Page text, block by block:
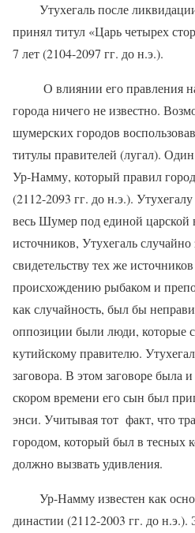
Утухегаль после
принял титул «Царь четырех
7 лет (2104-2097 гг. до н.э.).
О влиянии его правления
города ничего не известно.
шумерских городов
титулы правителей (лугал).
Ур-Намму, который правил
(2112-2093 гг. до н.э.).
весь Шумер под единой царской
источников, Утухегаль
свидетельству тех же
происхождению рыбаком и
как случайность, был бы
оппозиции были люди, которые
кутийскому правителю.
заговора. В этом заговоре была
скором времени его сын был
энси. Учитывая тот факт, что
городом, который был в тесных
должно вызвать удивления.
Ур-Намму известен как
династии (2112-2003 гг. до н.э.).